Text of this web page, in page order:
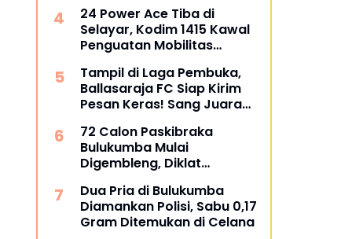
ini daftarnya
24 Power Ace Tiba di
Selayar, Kodim 1415 Kawal
Penguatan Mobilitas
Tampil di Laga Pembuka,
Ballasaraja FC Siap Kirim
Pesan Keras! Sang Juara
Sempurna di Piala
Kemerdekaan Bulukumpa
2026
72 Calon Paskibraka
Bulukumba Mulai
Digembleng, Diklat
Dua Pria di Bulukumba
Diamankan Polisi, Sabu 0,17
Gram Ditemukan di Celana